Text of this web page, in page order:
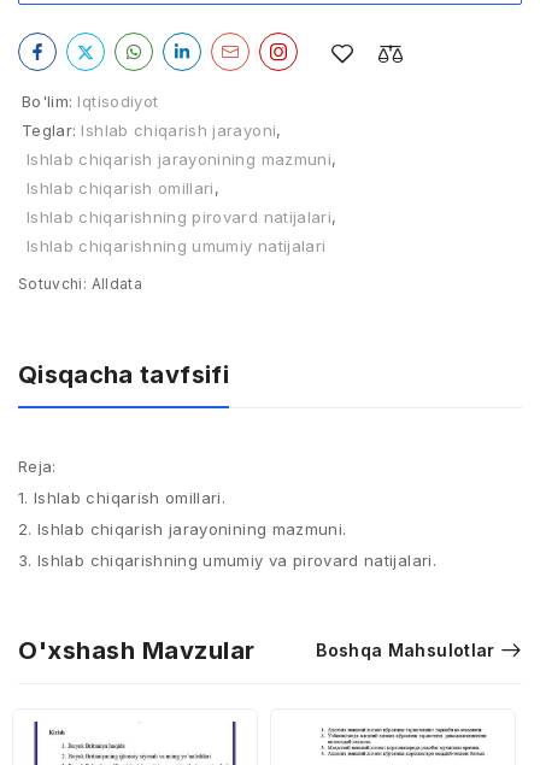
Bo'lim: Iqtisodiyot
Teglar: Ishlab chiqarish jarayoni,
Ishlab chiqarish jarayonining mazmuni,
Ishlab chiqarish omillari,
Ishlab chiqarishning pirovard natijalari,
Ishlab chiqarishning umumiy natijalari
Sotuvchi: Alldata
Qisqacha tavfsifi
Reja:
1. Ishlab chiqarish omillari.
2. Ishlab chiqarish jarayonining mazmuni.
3. Ishlab chiqarishning umumiy va pirovard natijalari.
O'xshash Mavzular Boshqa Mahsulotlar